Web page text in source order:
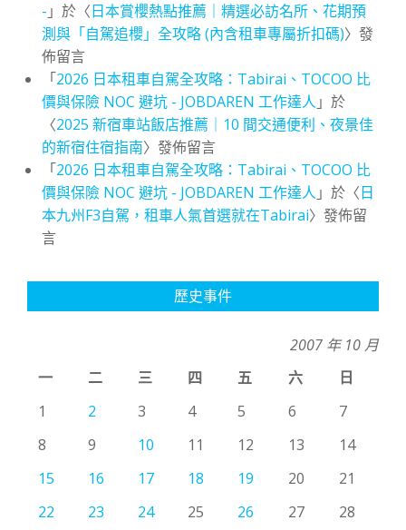
- 」於〈日本賞櫻熱點推薦｜精選必訪名所、花期預
測與「自駕追櫻」全攻略 (內含租車專屬折扣碼)〉發
佈留言
「2026 日本租車自駕全攻略：Tabirai、TOCOO 比
價與保險 NOC 避坑 - JOBDAREN 工作達人 」於
〈2025 新宿車站飯店推薦｜10 間交通便利、夜景佳
的新宿住宿指南〉發佈留言
「2026 日本租車自駕全攻略：Tabirai、TOCOO 比
價與保險 NOC 避坑 - JOBDAREN 工作達人 」於〈日
本九州F3自駕，租車人氣首選就在Tabirai〉發佈留
言
歷史事件
2007 年 10 月
一
二 三 四 五 六
日
1
2 3 4 5 6
7
8
9 10 11 12 13
14
15
16 17 18 19 20
21
22
23 24 25 26 27
28